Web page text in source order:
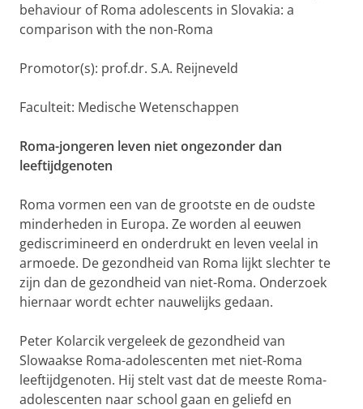
behaviour of Roma adolescents in Slovakia: a
comparison with the non-Roma
Promotor(s): prof.dr. S.A. Reijneveld
Faculteit: Medische Wetenschappen
Roma-jongeren leven niet ongezonder dan
leeftijdgenoten
Roma vormen een van de grootste en de oudste
minderheden in Europa. Ze worden al eeuwen
gediscrimineerd en onderdrukt en leven veelal in
armoede. De gezondheid van Roma lijkt slechter te
zijn dan de gezondheid van niet-Roma. Onderzoek
hiernaar wordt echter nauwelijks gedaan.
Peter Kolarcik vergeleek de gezondheid van
Slowaakse Roma-adolescenten met niet-Roma
leeftijdgenoten. Hij stelt vast dat de meeste Roma-
adolescenten naar school gaan en geliefd en